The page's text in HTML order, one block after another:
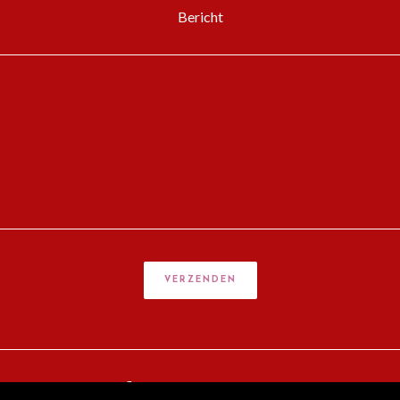
Bericht